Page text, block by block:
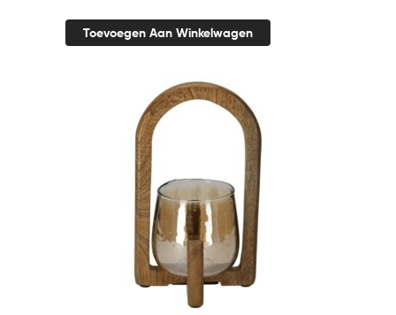
Toevoegen Aan Winkelwagen